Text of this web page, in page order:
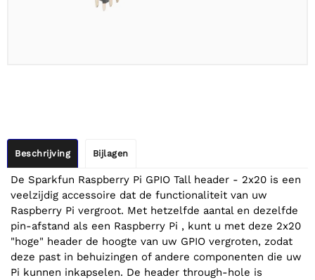
Beschrijving Bijlagen
De Sparkfun Raspberry Pi GPIO Tall header - 2x20 is een
veelzijdig accessoire dat de functionaliteit van uw
Raspberry Pi vergroot. Met hetzelfde aantal en dezelfde
pin-afstand als een Raspberry Pi , kunt u met deze 2x20
"hoge" header de hoogte van uw GPIO vergroten, zodat
deze past in behuizingen of andere componenten die uw
Pi kunnen inkapselen. De header through-hole is